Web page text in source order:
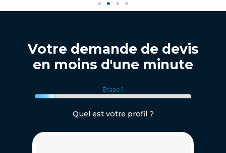
Votre demande de devis
en moins d'une minute
Étape 1
Quel est votre profil ?